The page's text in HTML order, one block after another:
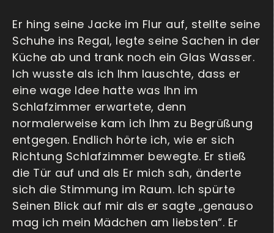
Er hing seine Jacke im Flur auf, stellte seine
Schuhe ins Regal, legte seine Sachen in der
Küche ab und trank noch ein Glas Wasser.
Ich wusste als ich Ihm lauschte, dass er
eine wage Idee hatte was Ihn im
Schlafzimmer erwartete, denn
normalerweise kam ich Ihm zu Begrüßung
entgegen. Endlich hörte ich, wie er sich
Richtung Schlafzimmer bewegte. Er stieß
die Tür auf und als Er mich sah, änderte
sich die Stimmung im Raum. Ich spürte
Seinen Blick auf mir als er sagte „genauso
mag ich mein Mädchen am liebsten“. Er